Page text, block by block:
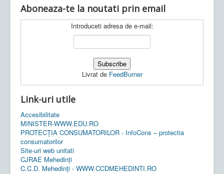
Aboneaza-te la noutati prin email
Introduceti adresa de e-mail:
Livrat de FeedBurner
Link-uri utile
Accesibilitate
MINISTER-WWW.EDU.RO
PROTECȚIA CONSUMATORILOR - InfoCons – protectia
consumatorilor
Site-uri web unitati
CJRAE Mehedinți
C.C.D. Mehedinţi - WWW.CCDMEHEDINTI.RO